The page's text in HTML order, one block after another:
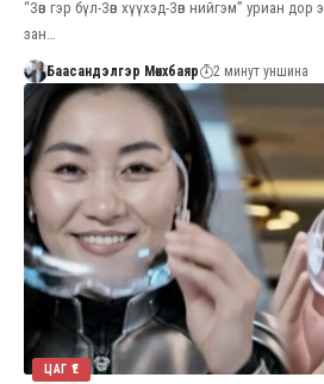
“Зөв гэр бүл-Зөв хүүхэд-Зөв нийгэм” уриан дор
зан…
Баасандэлгэр Мөнхбаяр 2 минут уншина
ЦАГ ҮЕ